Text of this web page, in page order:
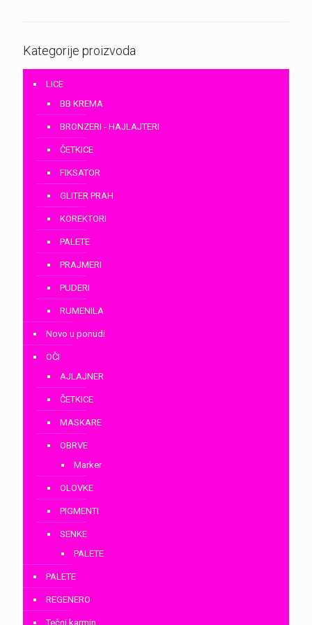
Kategorije proizvoda
LICE
BB KREMA
BRONZERI - HAJLAJTERI
ČETKICE
FIKSATOR
GLITER PRAH
KOREKTORI
PALETE
PRAJMERI
PUDERI
RUMENILA
Novo u ponudi
OČI
AJLAJNER
ČETKICE
MASKARE
OBRVE
Marker
OLOVKE
PIGMENTI
SENKE
PALETE
PALETE
REGENERO
Tečni karmin